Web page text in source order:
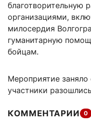
благотворительную
организациями,
милосердия
гуманитарную
бойцам.
Мероприятие заняло
участники
КОММЕНТАРИИ 0